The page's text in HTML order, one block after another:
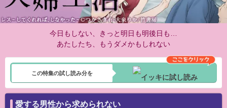
今日もしない、きっと明日も明後日も…
あたしたち、もうダメかもしれない
この特集の試し読み分を
愛する男性から求められない